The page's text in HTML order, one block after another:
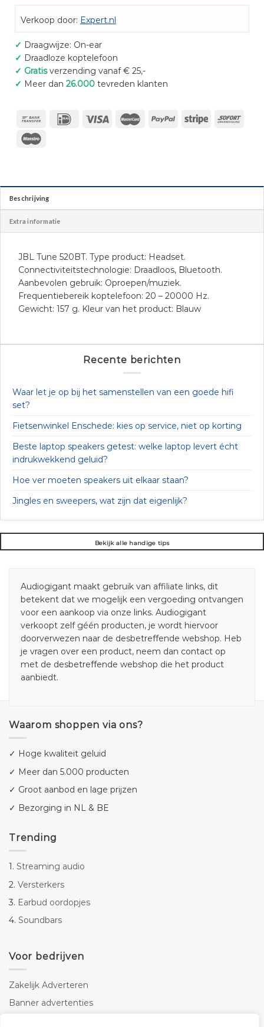
Verkoop door: Expert.nl
✓ Draagwijze: On-ear
✓ Draadloze koptelefoon
✓ Gratisverzending vanaf € 25,-
✓ Meer dan 26.000tevreden klanten
Beschrijving
Extra informatie
JBL Tune 520BT. Type product: Headset.
Connectiviteitstechnologie: Draadloos, Bluetooth.
Aanbevolen gebruik: Oproepen/muziek.
Frequentiebereik koptelefoon: 20 – 20000 Hz.
Gewicht: 157 g. Kleur van het product: Blauw
Recente berichten
Waar let je op bij het samenstellen van een goede hifi
set?
Fietsenwinkel Enschede: kies op service, niet op korting
Beste laptop speakers getest: welke laptop levert écht
indrukwekkend geluid?
Hoe ver moeten speakers uit elkaar staan?
Jingles en sweepers, wat zijn dat eigenlijk?
Bekijk alle handige tips
Audiogigant maakt gebruik van affiliate links, dit
betekent dat we mogelijk een vergoeding ontvangen
voor een aankoop via onze links. Audiogigant
verkoopt zelf géén producten, je wordt hiervoor
doorverwezen naar de desbetreffende webshop. Heb
je vragen over een product, neem dan contact op
met de desbetreffende webshop die het product
aanbiedt.
Waarom shoppen via ons?
✓ Hoge kwaliteit geluid
✓ Meer dan 5.000 producten
✓ Groot aanbod en lage prijzen
✓ Bezorging in NL & BE
Trending
1. Streaming audio
2. Versterkers
3. Earbud oordopjes
4. Soundbars
Voor bedrijven
Zakelijk Adverteren
Banner advertenties